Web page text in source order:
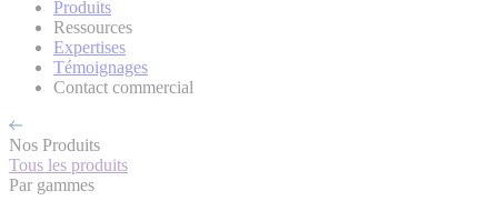
Produits
Ressources
Expertises
Témoignages
Contact commercial
Nos Produits
Tous les produits
Par gammes